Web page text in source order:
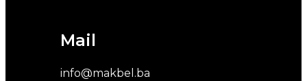
Mail
info@makbel.ba